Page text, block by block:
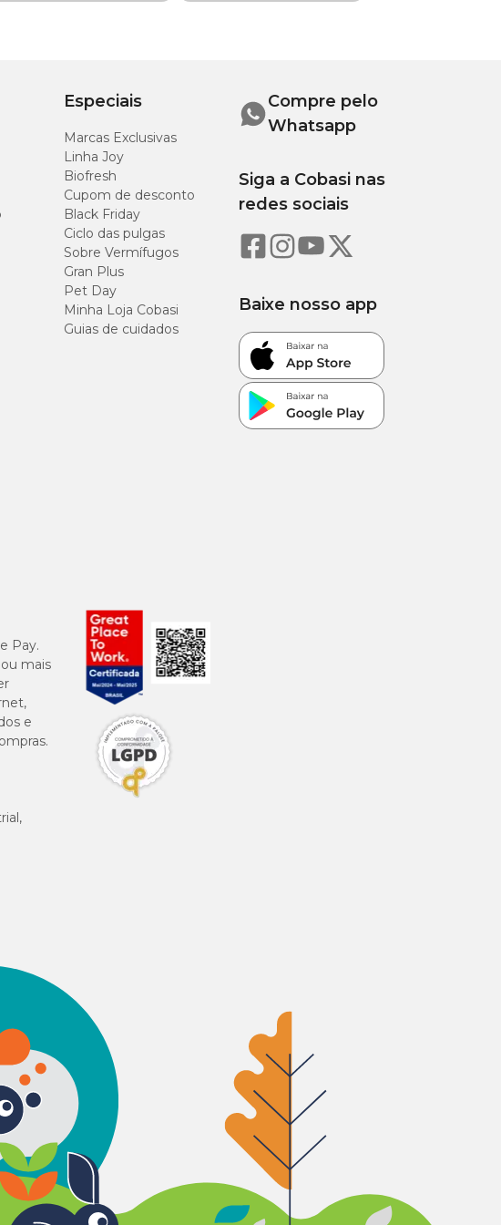
para a rotina de cuidados do
40,1 a 60kg com preço especial.
feita a cada 35 dias.
ambiental e protegendo contra a
ou cuspida, uma nova dose
Especiais
Marcas Exclusivas
Linha Joy
Biofresh
Cupom de desconto
Black Friday
Ciclo das pulgas
Sobre Vermífugos
Gran Plus
Pet Day
Minha Loja Cobasi
Guias de cuidados
Compre pelo
Whatsapp
Siga a Cobasi nas
redes sociais
Baixe nosso app
Pay.
mais
e